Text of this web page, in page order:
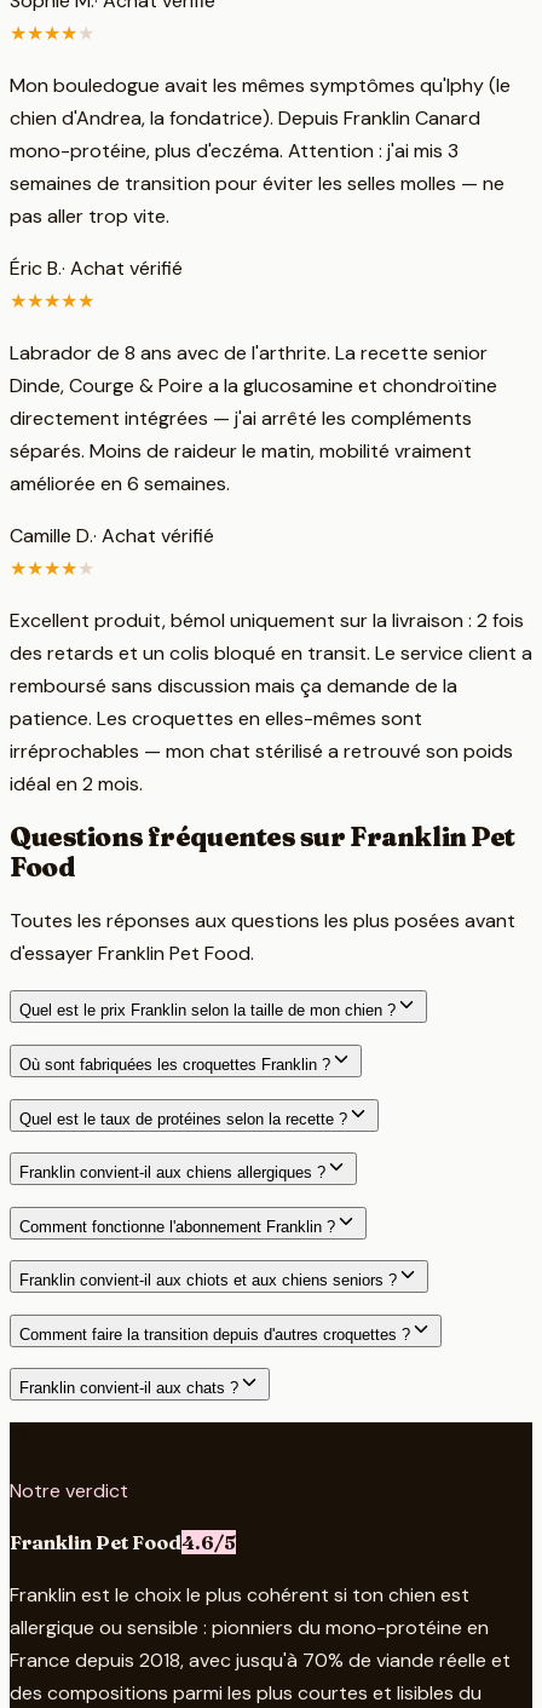
★★★★★
Mon bouledogue avait les mêmes symptômes qu'Iphy (le
chien d'Andrea, la fondatrice). Depuis Franklin Canard
mono-protéine, plus d'eczéma. Attention : j'ai mis 3
semaines de transition pour éviter les selles molles — ne
pas aller trop vite.
Éric B.· Achat vérifié
★★★★★
Labrador de 8 ans avec de l'arthrite. La recette senior
Dinde, Courge & Poire a la glucosamine et chondroïtine
directement intégrées — j'ai arrêté les compléments
séparés. Moins de raideur le matin, mobilité vraiment
améliorée en 6 semaines.
Camille D.· Achat vérifié
★★★★★
Excellent produit, bémol uniquement sur la livraison : 2 fois
des retards et un colis bloqué en transit. Le service client a
remboursé sans discussion mais ça demande de la
patience. Les croquettes en elles-mêmes sont
irréprochables — mon chat stérilisé a retrouvé son poids
idéal en 2 mois.
Questions fréquentes surFranklin Pet
Food
Toutes les réponses aux questions les plus posées avant
d'essayerFranklin Pet Food.
Quel est le prix Franklin selon la taille de mon chien ?
Où sont fabriquées les croquettes Franklin ?
Quel est le taux de protéines selon la recette ?
Franklin convient-il aux chiens allergiques ?
Comment fonctionne l'abonnement Franklin ?
Franklin convient-il aux chiots et aux chiens seniors ?
Comment faire la transition depuis d'autres croquettes ?
Franklin convient-il aux chats ?
Notre verdict
Franklin Pet Food4.6/5
Franklin est le choix le plus cohérent si ton chien est
allergique ou sensible : pionniers du mono-protéine en
France depuis 2018, avec jusqu'à 70% de viande réelle et
des compositions parmi les plus courtes et lisibles du